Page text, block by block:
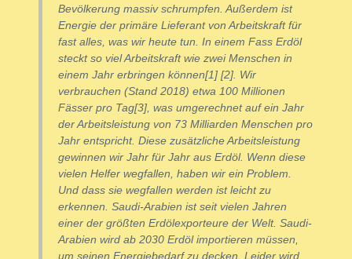
Bevölkerung massiv schrumpfen. Außerdem ist
Energie der primäre Lieferant von Arbeitskraft für
fast alles, was wir heute tun. In einem Fass Erdöl
steckt so viel Arbeitskraft wie zwei Menschen in
einem Jahr erbringen können[1] [2]. Wir
verbrauchen (Stand 2018) etwa 100 Millionen
Fässer pro Tag[3], was umgerechnet auf ein Jahr
der Arbeitsleistung von 73 Milliarden Menschen pro
Jahr entspricht. Diese zusätzliche Arbeitsleistung
gewinnen wir Jahr für Jahr aus Erdöl. Wenn diese
vielen Helfer wegfallen, haben wir ein Problem.
Und dass sie wegfallen werden ist leicht zu
erkennen. Saudi-Arabien ist seit vielen Jahren
einer der größten Erdölexporteure der Welt. Saudi-
Arabien wird ab 2030 Erdöl importieren müssen,
um seinen Energiebedarf zu decken. Leider wird